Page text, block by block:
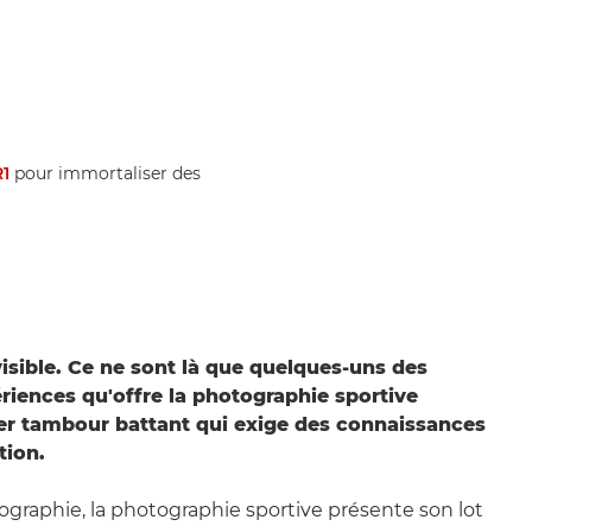
pour immortaliser des
Ce ne sont là que quelques-uns des
qu'offre la photographie sportive
tambour battant qui exige des connaissances
la photographie sportive présente son lot